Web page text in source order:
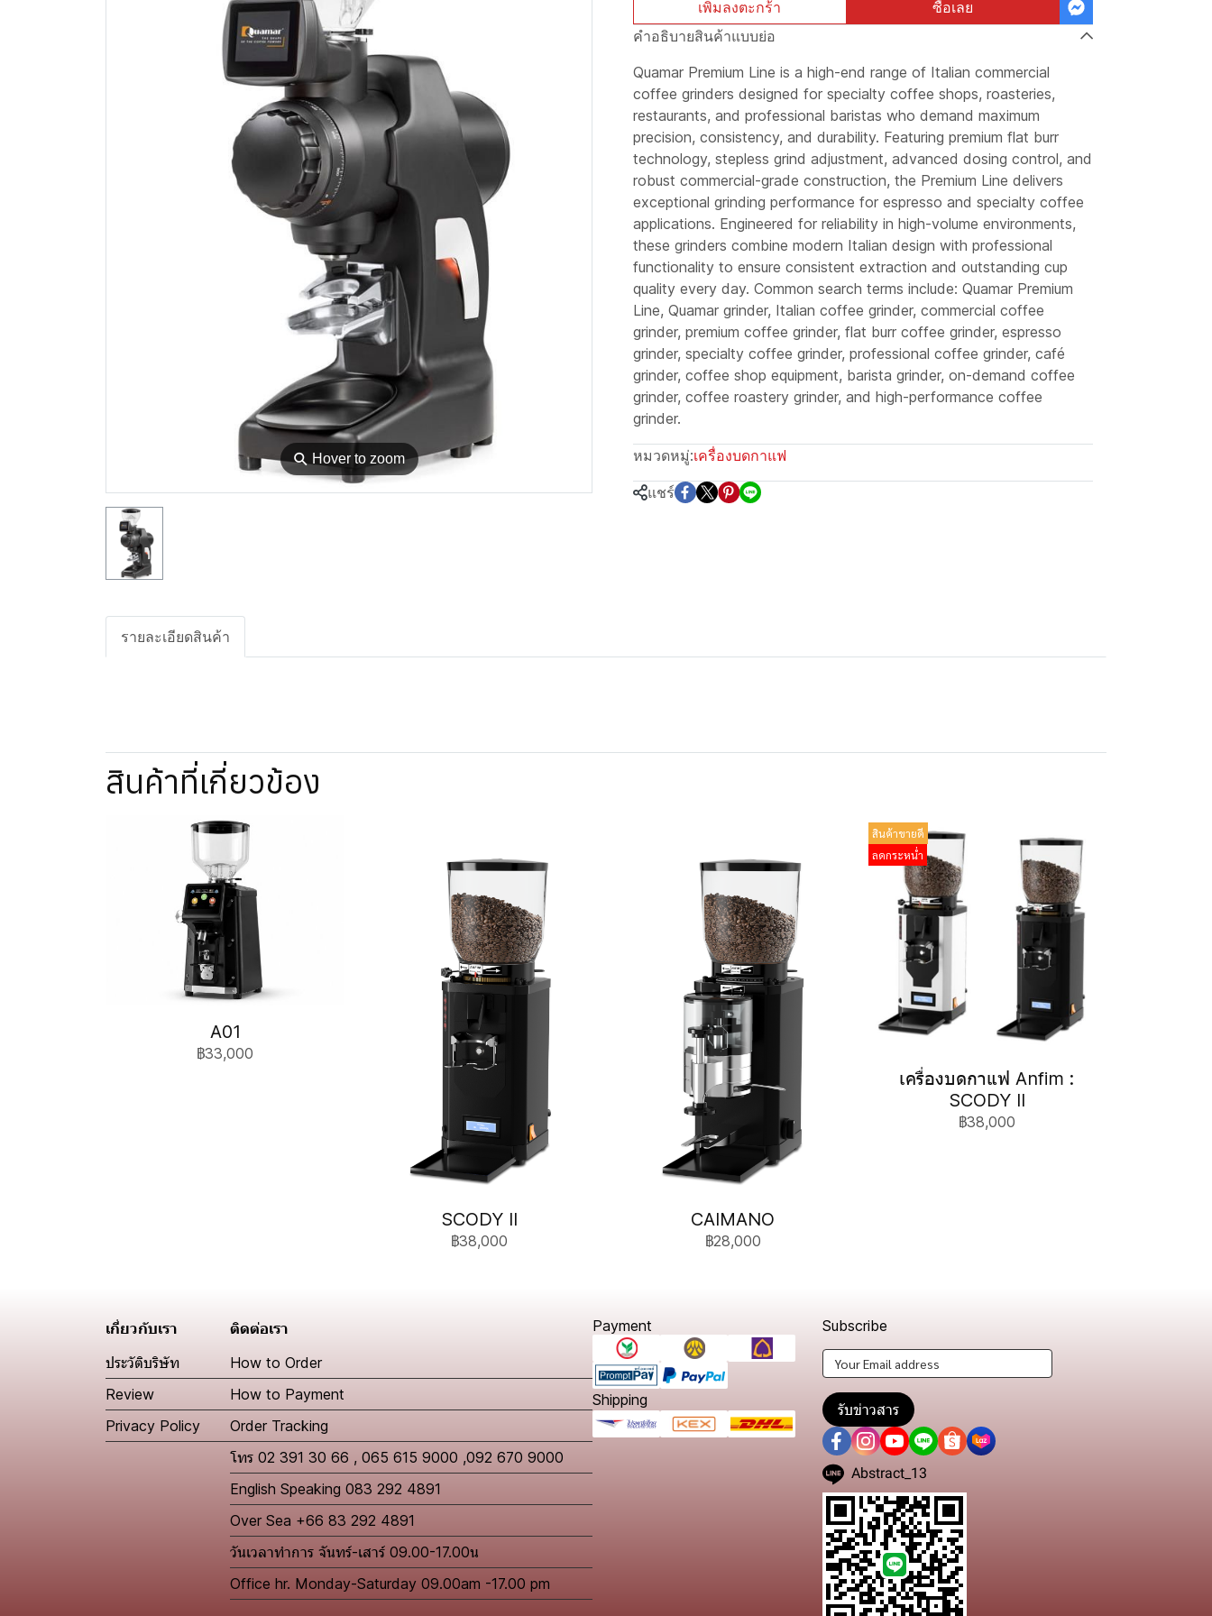
⚲Hover to zoom
เพิ่มลงตะกร้า
ซื้อเลย
คำอธิบายสินค้าแบบย่อ
Quamar Premium Line is a high-end range of Italian commercial
coffee grinders designed for specialty coffee shops, roasteries,
restaurants, and professional baristas who demand maximum
precision, consistency, and durability. Featuring premium flat burr
technology, stepless grind adjustment, advanced dosing control, and
robust commercial-grade construction, the Premium Line delivers
exceptional grinding performance for espresso and specialty coffee
applications. Engineered for reliability in high-volume environments,
these grinders combine modern Italian design with professional
functionality to ensure consistent extraction and outstanding cup
quality every day. Common search terms include: Quamar Premium
Line, Quamar grinder, Italian coffee grinder, commercial coffee
grinder, premium coffee grinder, flat burr coffee grinder, espresso
grinder, specialty coffee grinder, professional coffee grinder, café
grinder, coffee shop equipment, barista grinder, on-demand coffee
grinder, coffee roastery grinder, and high-performance coffee
grinder.
หมวดหมู่:เครื่องบดกาแฟ
แชร์
รายละเอียดสินค้า
สินค้าที่เกี่ยวข้อง
A01
฿33,000
SCODY II
฿38,000
CAIMANO
฿28,000
สินค้าขายดี
ลดกระหน่ำ
เครื่องบดกาแฟ Anfim :
SCODY II
฿38,000
เกี่ยวกับเรา
ประวัติบริษัท
Review
Privacy Policy
ติดต่อเรา
How to Order
How to Payment
Order Tracking
โทร 02 391 30 66 , 065 615 9000 ,092 670 9000
English Speaking 083 292 4891
Over Sea +66 83 292 4891
วันเวลาทำการ จันทร์-เสาร์ 09.00-17.00น
Office hr. Monday-Saturday 09.00am -17.00 pm
Payment
Shipping
Subscribe
รับข่าวสาร
Abstract_13